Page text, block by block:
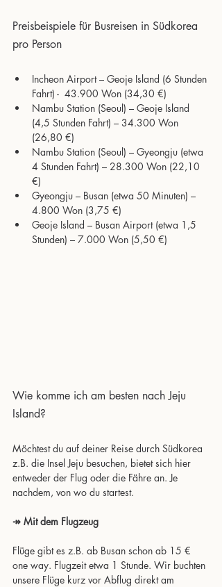
Preisbeispiele für Busreisen in Südkorea
pro Person
Incheon Airport – Geoje Island (6 Stunden
Fahrt) -  43.900 Won (34,30 €)
Nambu Station (Seoul) – Geoje Island
(4,5 Stunden Fahrt) – 34.300 Won
(26,80 €)
Nambu Station (Seoul) – Gyeongju (etwa
4 Stunden Fahrt) – 28.300 Won (22,10
€)
Gyeongju – Busan (etwa 50 Minuten) –
4.800 Won (3,75 €)
Geoje Island – Busan Airport (etwa 1,5
Stunden) – 7.000 Won (5,50 €)
Wie komme ich am besten nach Jeju
Island?
Möchtest du auf deiner Reise durch Südkorea
z.B. die Insel Jeju besuchen, bietet sich hier
entweder der Flug oder die Fähre an. Je
nachdem, von wo du startest.
↠ Mit dem Flugzeug
Flüge gibt es z.B. ab Busan schon ab 15 €
one way. Flugzeit etwa 1 Stunde. Wir buchten
unsere Flüge kurz vor Abflug direkt am